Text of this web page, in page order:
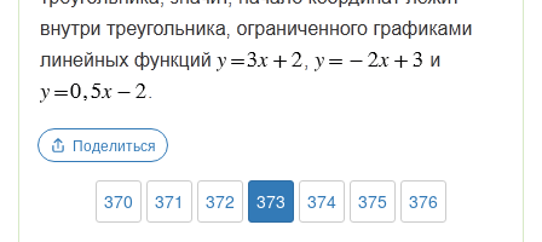
Поделиться
370 371 372 373 374 375 376